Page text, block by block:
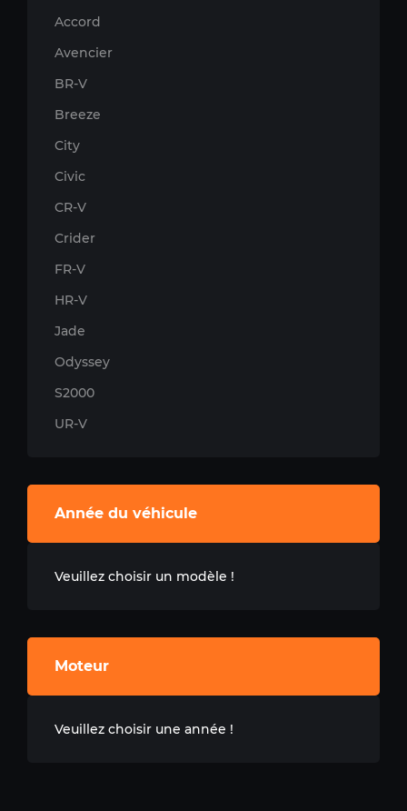
Accord
Avencier
BR-V
Breeze
City
Civic
CR-V
Crider
FR-V
HR-V
Jade
Odyssey
S2000
UR-V
Année du véhicule
Veuillez choisir un modèle !
Moteur
Veuillez choisir une année !